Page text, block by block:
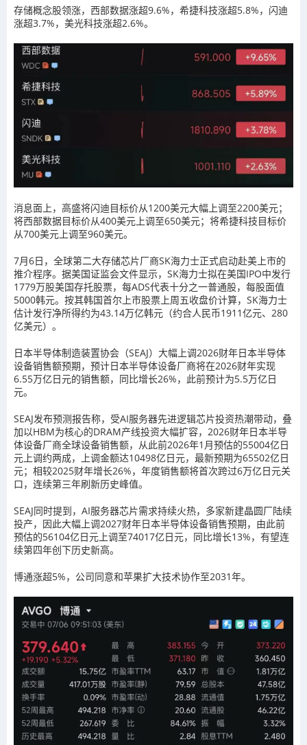
存储概念股领涨，西部数据涨超9.6%， 希捷科技涨超5.8%， 闪迪
涨超3.7%，美光科技涨超2.6%。
消息面上，高盛将闪迪目标价从1200美元大幅上调至2200美元；
将西部数据目标价从400美元上调至650美元；将希捷科技目标价
从700美元上调至960美元。
7月6日，全球第二大存储芯片厂商SK海力士正式启动赴美上市的
推介程序。据美国证监会文件显示，SK海力士拟在美国IPO中发行
1779万股美国存托股票，每ADS代表十分之一普通股，每股面值
5000韩元。按其韩国首尔上市股票上周五收盘价计算，SK海力士
估计发行净所得约为43.14万亿韩元（约合人民币1911亿元、280
亿美元）。
日本半导体制造装置协会（SEAJ）大幅上调2026财年日本半导体
设备销售额预期，预计日本半导体设备厂商将在2026财年实现
6.55万亿日元的销售额，同比增长26%，此前预计为5.5万亿日
元。
SEAJ发布预测报告称，受AI服务器先进逻辑芯片投资热潮带动，叠
加以HBM为核心的DRAM产线投资大幅扩容，2026财年日本半导
体设备厂商全球设备销售额，从此前2026年1月预估的55004亿日
元上调约两成，上调金额达10498亿日元，最新预期为65502亿日
元；相较2025财年增长26%，年度销售额将首次跨过6万亿日元关
口，连续第三年刷新历史峰值。
SEAJ同时提到，AI服务器芯片需求持续火热，多家新建晶圆厂陆续
投产，因此大幅上调2027财年日本半导体设备销售预期，由此前
预估的56104亿日元上调至74017亿日元，同比增长13%，有望连
续第四年创下历史新高。
博通涨超5%，公司同意和苹果扩大技术协作至2031年。